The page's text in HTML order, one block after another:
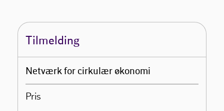
Tilmelding
Netværk for cirkulær økonomi
Pris